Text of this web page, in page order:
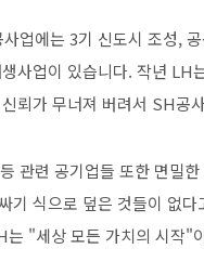
업에는 3기 신도시 조성,
사업이 있습니다. 작년
뢰가 무너져 버려서 SH공
관련 공기업들 또한 면밀
기 식으로 덮은 것들이 없
는 "세상 모든 가치의 시작"